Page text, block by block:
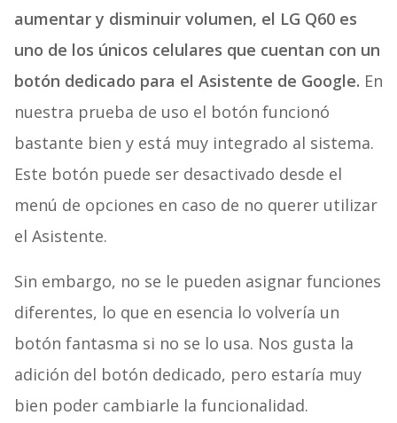
aumentar y disminuir volumen, el LG Q60 es
uno de los únicos celulares que cuentan con un
botón dedicado para el Asistente de Google. En
nuestra prueba de uso el botón funcionó
bastante bien y está muy integrado al sistema.
Este botón puede ser desactivado desde el
menú de opciones en caso de no querer utilizar
el Asistente.
Sin embargo, no se le pueden asignar funciones
diferentes, lo que en esencia lo volvería un
botón fantasma si no se lo usa. Nos gusta la
adición del botón dedicado, pero estaría muy
bien poder cambiarle la funcionalidad.